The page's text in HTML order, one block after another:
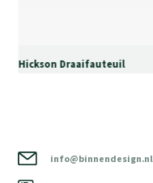
Hickson Draaifauteuil
info@binnendesign.nl